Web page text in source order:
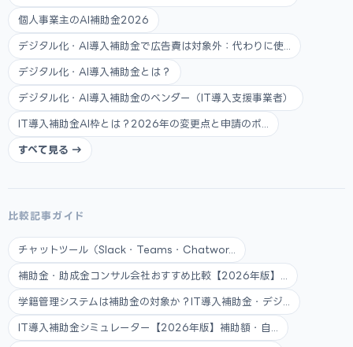
個人事業主のAI補助金2026
デジタル化・AI導入補助金で広告費は対象外：代わりに使...
デジタル化・AI導入補助金とは？
デジタル化・AI導入補助金のベンダー（IT導入支援事業者）
IT導入補助金AI枠とは？2026年の変更点と申請のポ...
すべて見る →
比較記事ガイド
チャットツール（Slack・Teams・Chatwor...
補助金・助成金コンサル会社おすすめ比較【2026年版】...
学籍管理システムは補助金の対象か？IT導入補助金・デジ...
IT導入補助金シミュレーター【2026年版】補助額・自...